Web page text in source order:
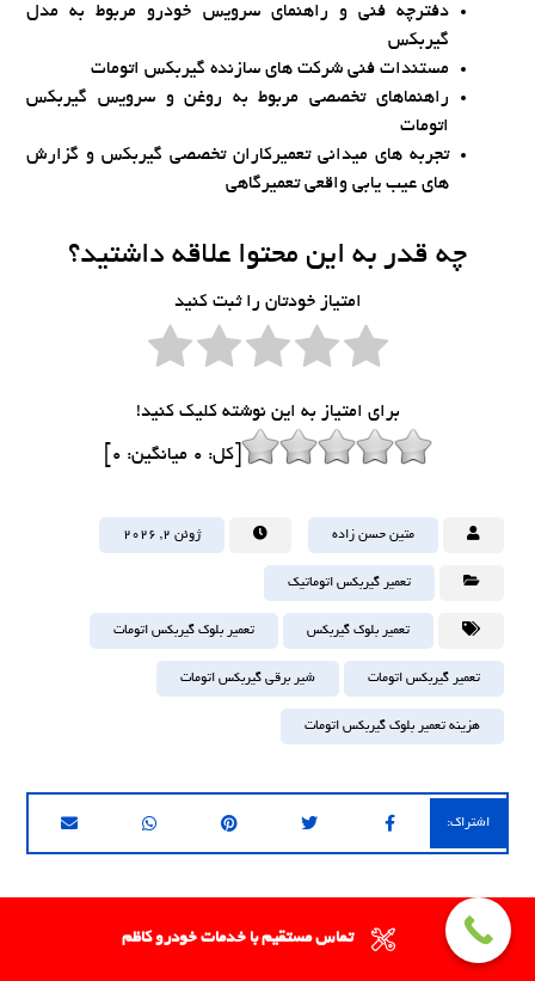
دفترچه فنی و راهنمای سرویس خودرو مربوط به مدل
گیربکس
مستندات فنی شرکت های سازنده گیربکس اتومات
راهنماهای تخصصی مربوط به روغن و سرویس گیربکس
اتومات
تجربه های میدانی تعمیرکاران تخصصی گیربکس و گزارش
های عیب یابی واقعی تعمیرگاهی
چه قدر به این محتوا علاقه داشتید؟
امتیاز خودتان را ثبت کنید
برای امتیاز به این نوشته کلیک کنید!
[کل: 0 میانگین: 0
متین حسن زاده ژوئن ۲, ۲۰۲۶
تعمیر گیربکس اتوماتیک
تعمیر بلوک گیربکس تعمیر بلوک گیربکس اتومات
تعمیر گیربکس اتومات شیر برقی گیربکس اتومات
هزینه تعمیر بلوک گیربکس اتومات
تماس مستقیم با خدمات خودرو کاظم